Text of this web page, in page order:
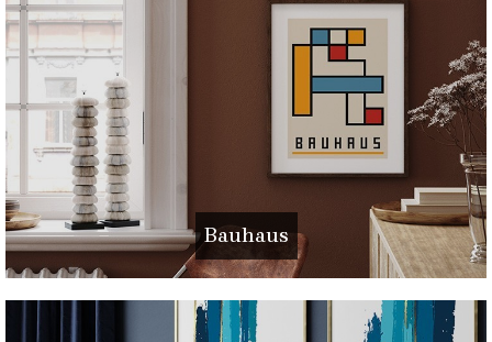
Bauhaus